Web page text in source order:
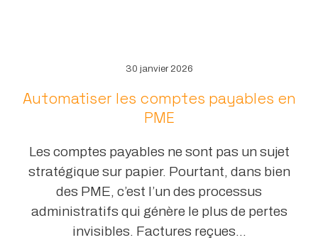
30 janvier 2026
Automatiser les comptes payables en
PME
Les comptes payables ne sont pas un sujet
stratégique sur papier. Pourtant, dans bien
des PME, c’est l’un des processus
administratifs qui génère le plus de pertes
invisibles. Factures reçues...